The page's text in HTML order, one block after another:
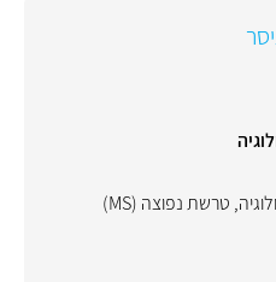
, טרשת נפוצה (MS)